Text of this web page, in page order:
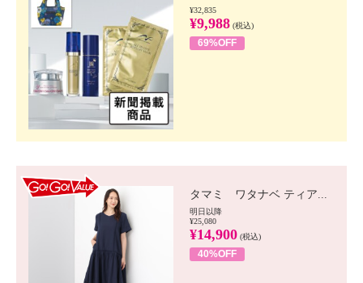
¥32,835
¥9,988 (税込)
69%OFF
タマミ ワタナベ ティア...
明日以降
¥25,080
¥14,900 (税込)
40%OFF